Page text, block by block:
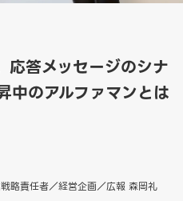
応答メッセージのシナ
中のアルファマンとは
略責任者／経営企画／広報 森岡礼